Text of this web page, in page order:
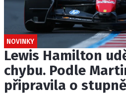
NOVINKY
Lewis Hamilton
chybu. Podle
připravila o